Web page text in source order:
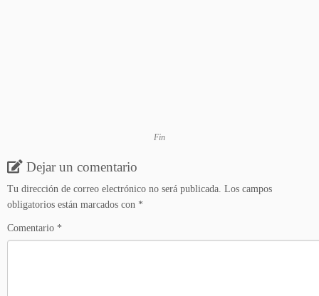
Fin
Dejar un comentario
Tu dirección de correo electrónico no será publicada. Los campos
obligatorios están marcados con *
Comentario *